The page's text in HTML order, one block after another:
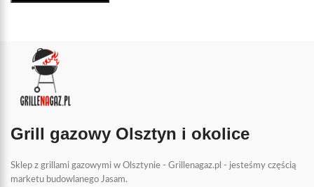
Grill gazowy Olsztyn i okolice
Sklep z grillami gazowymi w Olsztynie - Grillenagaz.pl - jesteśmy częścią
marketu budowlanego Jasam.